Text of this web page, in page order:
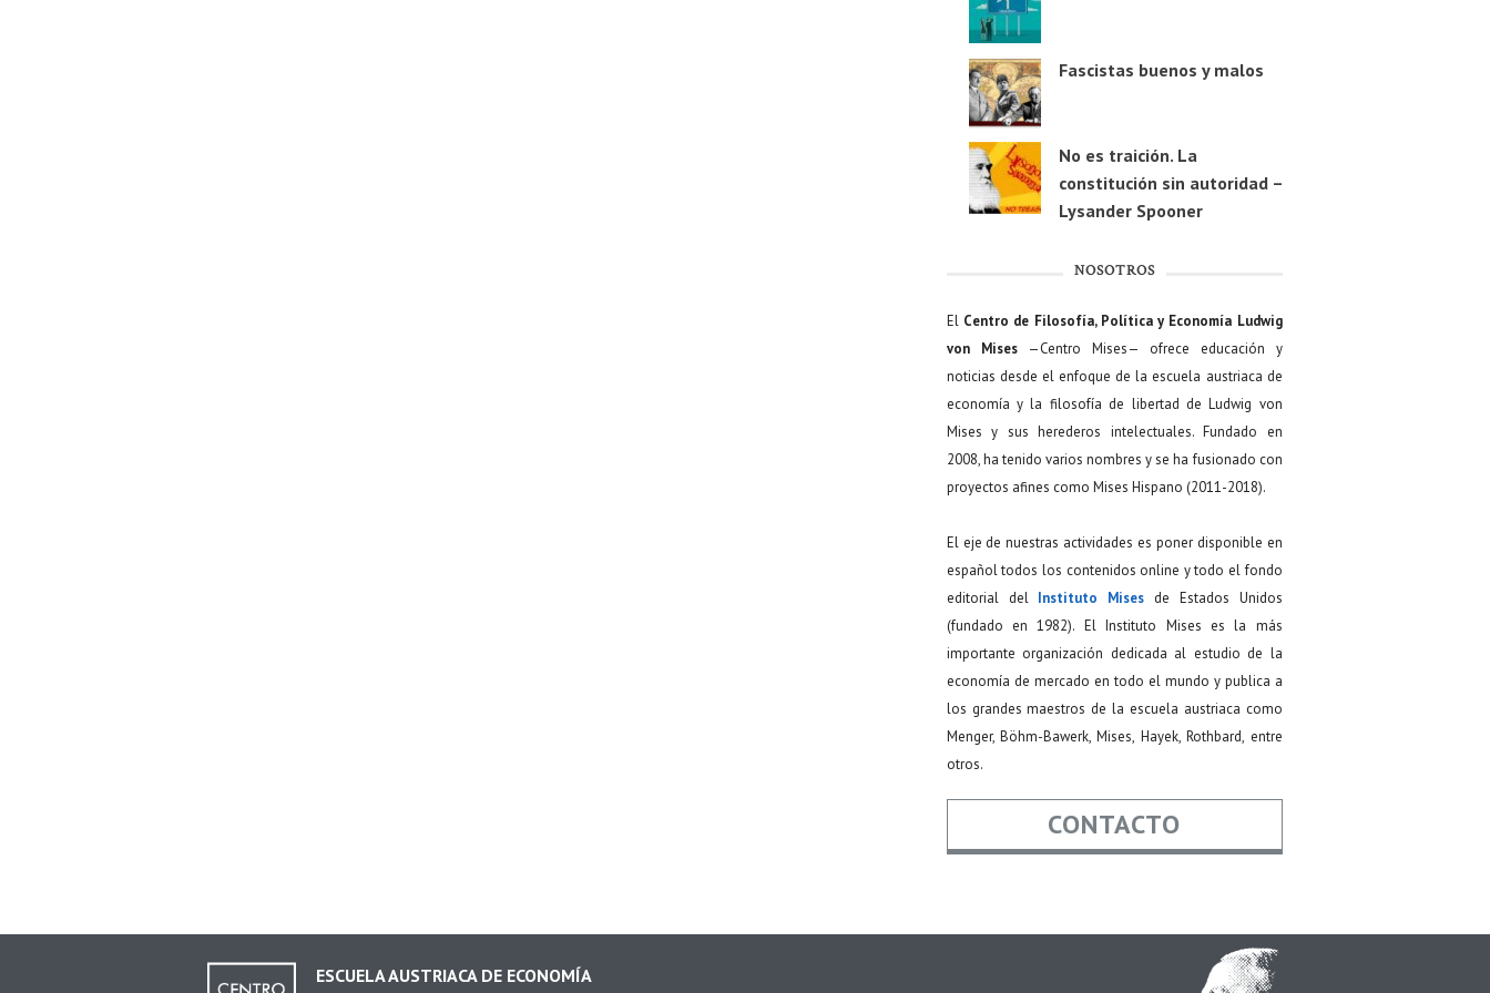
Fascistas buenos y malos
No es traición. La
constitución sin autoridad –
Lysander Spooner
NOSOTROS
El Centro de Filosofía, Política y Economía Ludwig
von Mises—Centro Mises— ofrece educación y
noticias desde el enfoque de la escuela austriaca de
economía y la filosofía de libertad de Ludwig von
Mises y sus herederos intelectuales. Fundado en
2008, ha tenido varios nombres y se ha fusionado con
proyectos afines como Mises Hispano (2011-2018).
El eje de nuestras actividades es poner disponible en
español todos los contenidos online y todo el fondo
editorial del Instituto Mises de Estados Unidos
(fundado en 1982). El Instituto Mises es la más
importante organización dedicada al estudio de la
economía de mercado en todo el mundo y publica a
los grandes maestros de la escuela austriaca como
Menger, Böhm-Bawerk, Mises, Hayek, Rothbard, entre
otros.
CONTACTO
ESCUELA AUSTRIACA DE ECONOMÍA